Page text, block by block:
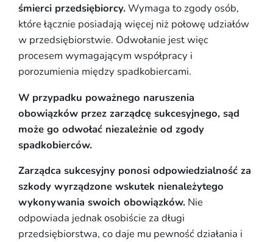
śmierci przedsiębiorcy.Wymaga to zgody osób,
które łącznie posiadają więcej niż połowę udziałów
w przedsiębiorstwie. Odwołanie jest więc
procesem wymagającym współpracy i
porozumienia między spadkobiercami.
W przypadku poważnego naruszenia
obowiązków przez zarządcę sukcesyjnego, sąd
może go odwołać niezależnie od zgody
spadkobierców.
Zarządca sukcesyjny ponosi odpowiedzialność za
szkody wyrządzone wskutek nienależytego
wykonywania swoich obowiązków. Nie
odpowiada jednak osobiście za długi
przedsiębiorstwa, co daje mu pewność działania i